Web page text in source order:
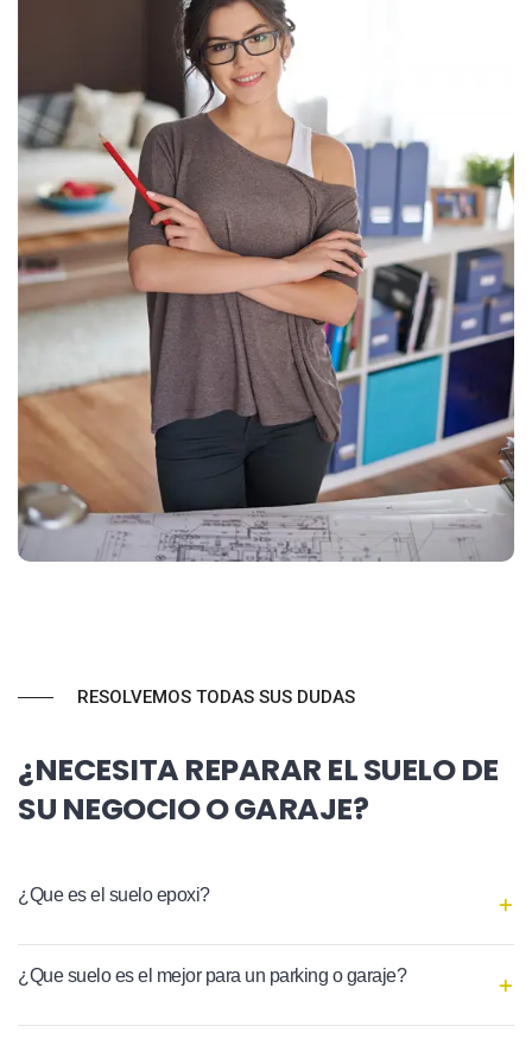
RESOLVEMOS TODAS SUS DUDAS
¿NECESITA REPARAR EL SUELO DE
SU NEGOCIO O GARAJE?
¿Que es el suelo epoxi?
¿Que suelo es el mejor para un parking o garaje?